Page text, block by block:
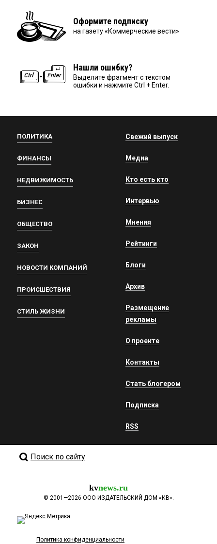
Оформите подписку
на газету «Коммерческие вести»
Нашли ошибку?
Выделите фрагмент с текстом
ошибки и нажмите Ctrl + Enter.
ПОЛИТИКА
ФИНАНСЫ
НЕДВИЖИМОСТЬ
БИЗНЕС
ОБЩЕСТВО
ЗАКОН
НОВОСТИ КОМПАНИЙ
ПРОИСШЕСТВИЯ
СТИЛЬ ЖИЗНИ
Свежий выпуск
Медиа
Кто есть кто
Интервью
Мнения
Рейтинги
Блоги
Архив
Размещение
рекламы
О проекте
Контакты
Стать блогером
Подписка
RSS
Поиск по сайту
kvnews.ru
© 2001—2026 ООО ИЗДАТЕЛЬСКИЙ ДОМ «КВ».
Политика конфиденциальности